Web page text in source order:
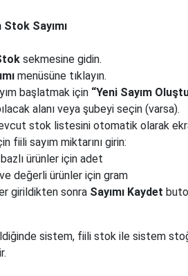
Stok Sayımı
sekmesine gidin.
menüsüne tıklayın.
başlatmak için “Yeni Sayım
alanı veya şubeyi seçin (varsa).
stok listesini otomatik olarak
fiili sayım miktarını girin:
ürünler için adet
değerli ürünler için gram
girildikten sonra Sayımı Kaydet
sistem, fiili stok ile sistem